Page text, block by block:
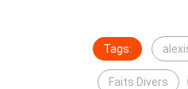
Tags:
Faits Divers